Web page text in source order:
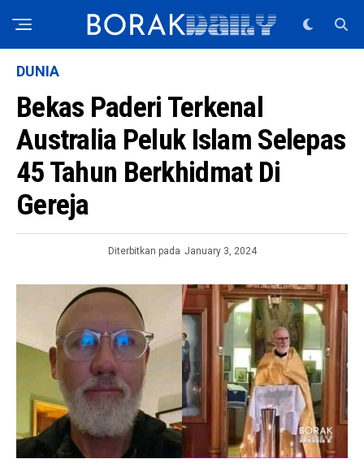
DUNIA
Bekas Paderi Terkenal
Australia Peluk Islam Selepas
45 Tahun Berkhidmat Di
Gereja
Diterbitkan pada January 3, 2024